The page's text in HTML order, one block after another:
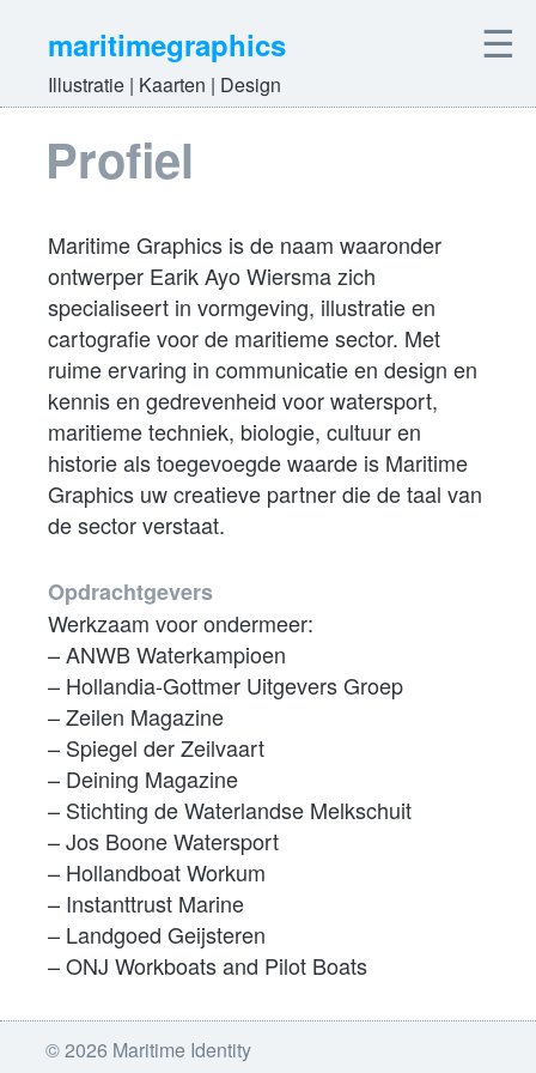
maritimegraphics
Illustratie | Kaarten | Design
☰
Profiel
Maritime Graphics is de naam waaronder
ontwerper Earik Ayo Wiersma zich
specialiseert in vormgeving, illustratie en
cartografie voor de maritieme sector. Met
ruime ervaring in communicatie en design en
kennis en gedrevenheid voor watersport,
maritieme techniek, biologie, cultuur en
historie als toegevoegde waarde is Maritime
Graphics uw creatieve partner die de taal van
de sector verstaat.
Opdrachtgevers
Werkzaam voor ondermeer:
– ANWB Waterkampioen
– Hollandia-Gottmer Uitgevers Groep
– Zeilen Magazine
– Spiegel der Zeilvaart
– Deining Magazine
– Stichting de Waterlandse Melkschuit
– Jos Boone Watersport
– Hollandboat Workum
– Instanttrust Marine
– Landgoed Geijsteren
– ONJ Workboats and Pilot Boats
Activiteiten
Illustratie
© 2026 Maritime Identity